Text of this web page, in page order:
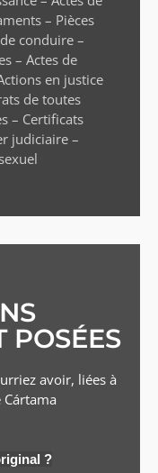
– Pièces
conduire –
– Actes de
en justice
de toutes
– Certificats
judiciaire –
POSÉES
avoir, liées à
Cártama
?